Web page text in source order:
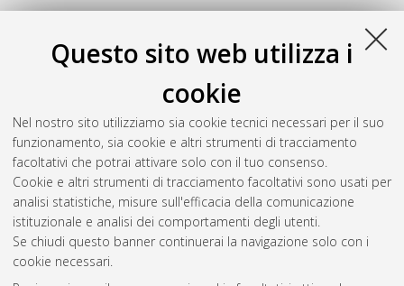
Questo sito web utilizza i
cookie
Nel nostro sito utilizziamo sia cookie tecnici necessari per il suo
funzionamento, sia cookie e altri strumenti di tracciamento
facoltativi che potrai attivare solo con il tuo consenso.
Cookie e altri strumenti di tracciamento facoltativi sono usati per
analisi statistiche, misure sull'efficacia della comunicazione
istituzionale e analisi dei comportamenti degli utenti.
Se chiudi questo banner continuerai la navigazione solo con i
cookie necessari.
2021
Lovero, Elisa (2021) “Full-3D Workflow” Computer-Assistito
Per la Diagnosi e la Correzione delle Deformità Dento-Facciali
[Dissertation thesis], Alma Mater Studiorum Università di
Bologna. Dottorato di ricerca inScienze chirurgiche, 33 Ciclo.
DOI 10.48676/unibo/amsdottorato/9517.
Questa lista e' stata generata ilSat Aug 8 20:44:02 2026
Atom